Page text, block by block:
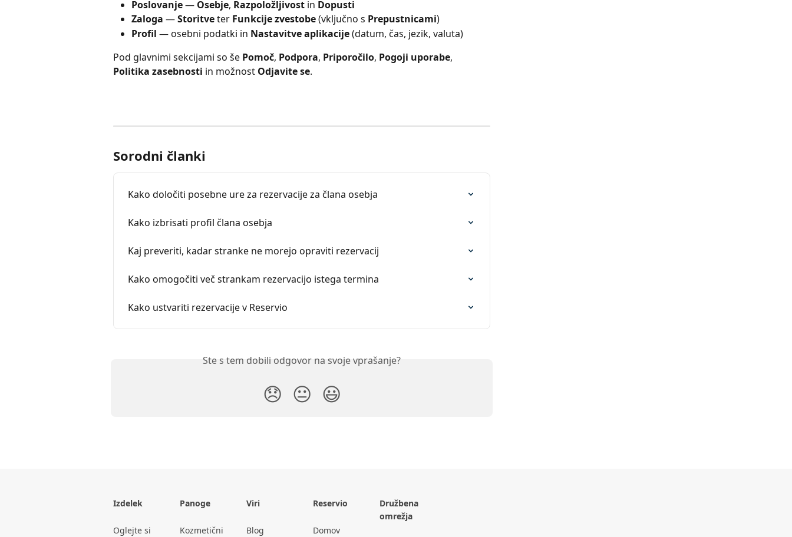
Poslovanje — Osebje, Razpoložljivost in Dopusti
Zaloga — Storitve ter Funkcije zvestobe (vključno s Prepustnicami)
Profil — osebni podatki in Nastavitve aplikacije (datum, čas, jezik, valuta)
Pod glavnimi sekcijami so še Pomoč, Podpora, Priporočilo, Pogoji uporabe,
Politika zasebnosti in možnost Odjavite se.
Sorodni članki
Kako določiti posebne ure za rezervacije za člana osebja
Kako izbrisati profil člana osebja
Kaj preveriti, kadar stranke ne morejo opraviti rezervacij
Kako omogočiti več strankam rezervacijo istega termina
Kako ustvariti rezervacije v Reservio
Ste s tem dobili odgovor na svoje vprašanje?
😞 😐 😃
Izdelek
Oglejte si
Panoge
Kozmetični
Viri
Blog
Reservio
Domov
Družbena
omrežja